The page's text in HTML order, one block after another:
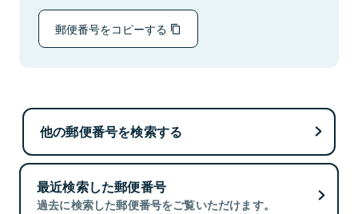
郵便番号をコピーする
他の郵便番号を検索する
最近検索した郵便番号
過去に検索した郵便番号をご覧いただけます。